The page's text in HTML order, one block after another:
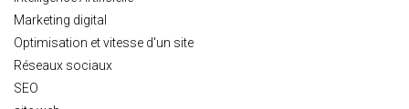
Marketing digital
Optimisation et vitesse d'un site
Réseaux sociaux
SEO